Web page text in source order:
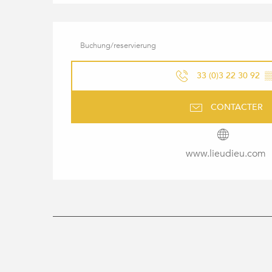
Buchung/reservierung
33 (0)3 22 30 92
CONTACTER
www.lieudieu.com